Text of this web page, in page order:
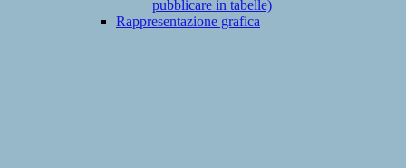
pubblicare in tabelle)
Rappresentazione grafica